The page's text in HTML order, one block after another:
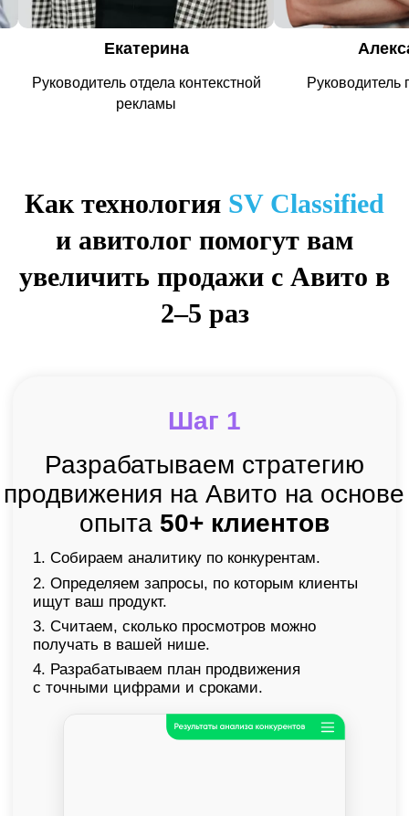
Александр
Руководитель группы Авито
Старший
Как технология SV Classified
и авитолог помогут вам
увеличить продажи с Авито в
2–5 раз